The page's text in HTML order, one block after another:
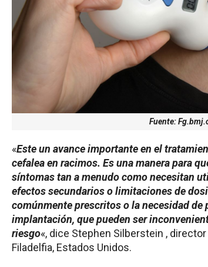
Fuente:
«Este un avance importante en el
cefalea en racimos. Es una manera para
síntomas tan a menudo como necesitan
efectos secundarios o limitaciones de
comúnmente prescritos o la necesidad
implantación, que pueden ser
riesgo«, dice Stephen Silberstein ,
Filadelfia, Estados Unidos.